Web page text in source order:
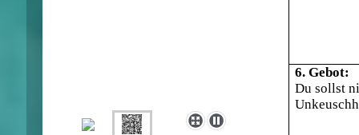
6. Gebot:
Du sollst